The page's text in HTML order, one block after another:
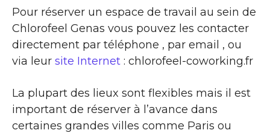
Pour réserver un espace de travail au sein de
Chlorofeel Genas vous pouvez les contacter
directement par téléphone , par email , ou
via leur site Internet : chlorofeel-coworking.fr
La plupart des lieux sont flexibles mais il est
important de réserver à l’avance dans
certaines grandes villes comme Paris ou